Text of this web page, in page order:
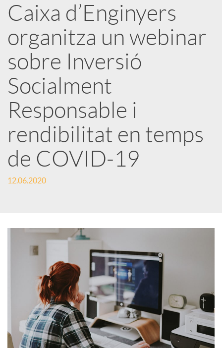
r
x
e
s
S
o
s
Caixa d’Enginyers
organitza un webinar
sobre Inversió
Socialment
Responsable i
rendibilitat en temps
de COVID-19
12.06.2020